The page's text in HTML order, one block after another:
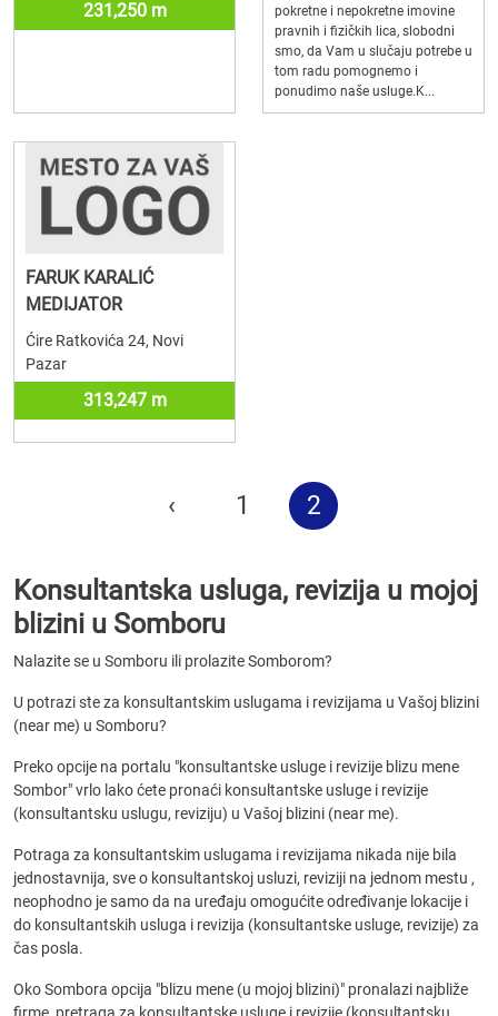
231,250 m
pokretne i nepokretne imovine
pravnih i fizičkih lica, slobodni
smo, da Vam u slučaju potrebe u
tom radu pomognemo i
ponudimo naše usluge.K...
FARUK KARALIĆ
MEDIJATOR
Ćire Ratkovića 24, Novi
Pazar
313,247 m
‹ 1 2
Konsultantska usluga, revizija u mojoj
blizini u Somboru
Nalazite se u Somboru ili prolazite Somborom?
U potrazi ste za konsultantskim uslugama i revizijama u Vašoj blizini
(near me) u Somboru?
Preko opcije na portalu "konsultantske usluge i revizije blizu mene
Sombor" vrlo lako ćete pronaći konsultantske usluge i revizije
(konsultantsku uslugu, reviziju) u Vašoj blizini (near me).
Potraga za konsultantskim uslugama i revizijama nikada nije bila
jednostavnija, sve o konsultantskoj usluzi, reviziji na jednom mestu ,
neophodno je samo da na uređaju omogućite određivanje lokacije i
do konsultantskih usluga i revizija (konsultantske usluge, revizije) za
čas posla.
Oko Sombora opcija "blizu mene (u mojoj blizini)" pronalazi najbliže